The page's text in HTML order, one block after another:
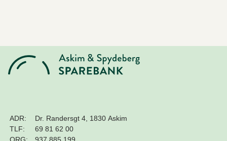
ADR:
Dr. Randersgt 4, 1830 Askim
TLF:
69 81 62 00
ORG:
937 885 199